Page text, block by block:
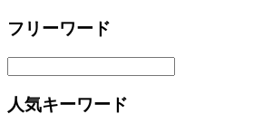
フリーワード
人気キーワード